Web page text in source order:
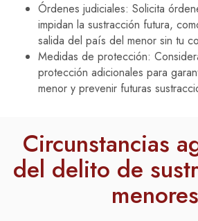
Órdenes judiciales: Solicita
impidan la sustracción futura,
salida del país del menor sin tu
Medidas de protección:
protección adicionales para
menor y prevenir futuras
Circunstancias
del delito de
menores